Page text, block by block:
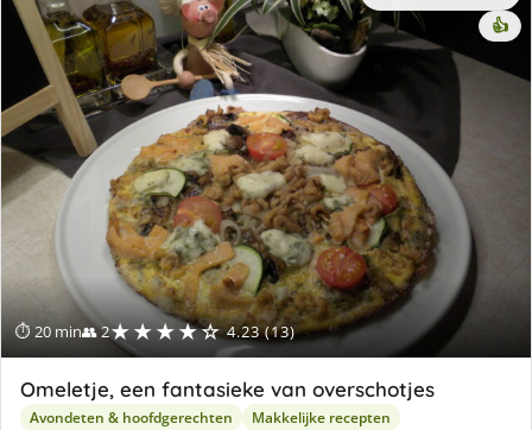
⏱ 20 min👥 2★★★★☆ 4.23 (13)
👍
Omeletje, een fantasieke van overschotjes
Avondeten & hoofdgerechten Makkelijke recepten